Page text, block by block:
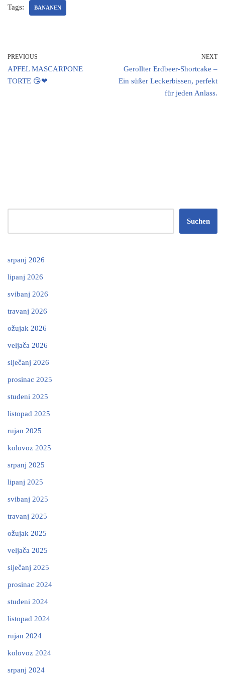
Tags: BANANEN
PREVIOUS
APFEL MASCARPONE
TORTE 😘❤
NEXT
Gerollter Erdbeer-Shortcake –
Ein süßer Leckerbissen, perfekt
für jeden Anlass.
Suchen
srpanj 2026
lipanj 2026
svibanj 2026
travanj 2026
ožujak 2026
veljača 2026
siječanj 2026
prosinac 2025
studeni 2025
listopad 2025
rujan 2025
kolovoz 2025
srpanj 2025
lipanj 2025
svibanj 2025
travanj 2025
ožujak 2025
veljača 2025
siječanj 2025
prosinac 2024
studeni 2024
listopad 2024
rujan 2024
kolovoz 2024
srpanj 2024